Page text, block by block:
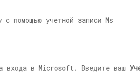
входа в Microsoft. Введите ваш